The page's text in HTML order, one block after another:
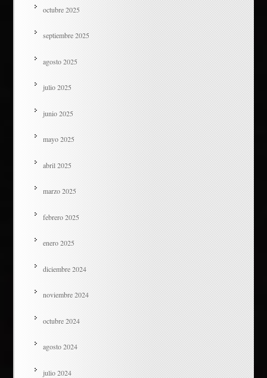
octubre 2025
septiembre 2025
agosto 2025
julio 2025
junio 2025
mayo 2025
abril 2025
marzo 2025
febrero 2025
enero 2025
diciembre 2024
noviembre 2024
octubre 2024
agosto 2024
julio 2024